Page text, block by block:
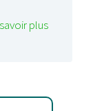
plus